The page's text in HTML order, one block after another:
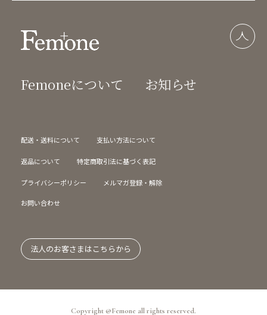
Femoneについて お知らせ
配送・送料について 支払い方法について
返品について 特定商取引法に基づく表記
プライバシーポリシー メルマガ登録・解除
お問い合わせ
法人のお客さまはこちらから
Copyright @Femone all rights reserved.